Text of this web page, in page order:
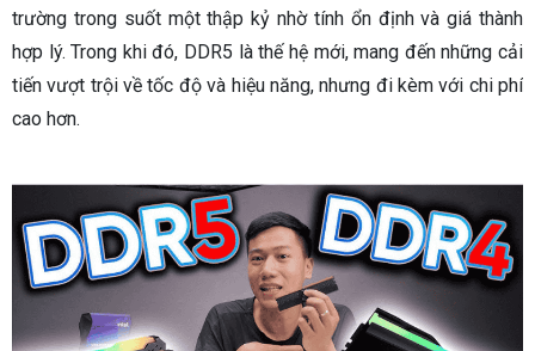
trường trong suốt một thập kỷ nhờ tính ổn định và giá thành
hợp lý. Trong khi đó, DDR5 là thế hệ mới, mang đến những cải
tiến vượt trội về tốc độ và hiệu năng, nhưng đi kèm với chi phí
cao hơn.